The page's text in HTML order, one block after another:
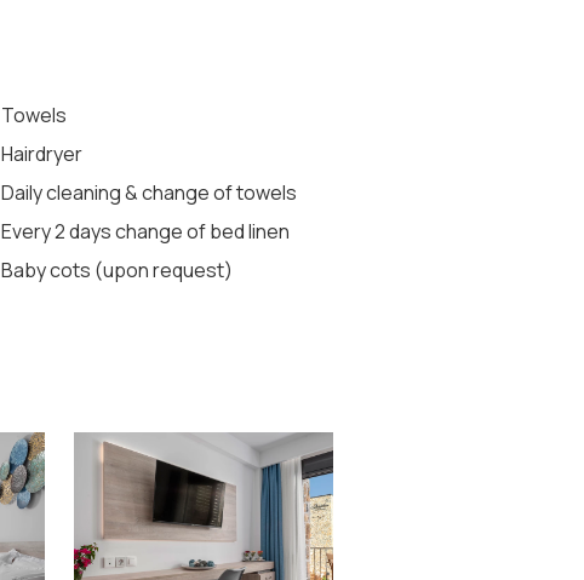
Towels
Hairdryer
Daily cleaning & change of towels
Every 2 days change of bed linen
Baby cots (upon request)